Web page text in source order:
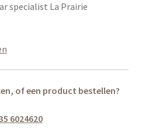
specialist La Prairie
of een product bestellen?
6024620